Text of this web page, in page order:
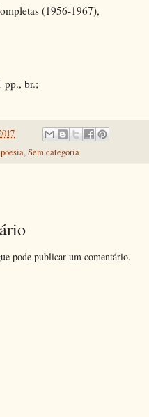
(1956-1967),
pp., br.;
poesia,Sem categoria
pode publicar um comentário.